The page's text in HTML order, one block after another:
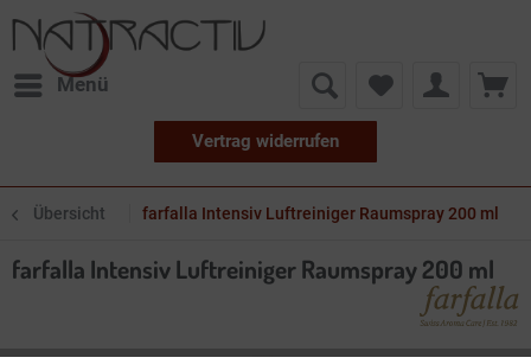
Menü
Vertrag widerrufen
Übersicht farfalla Intensiv Luftreiniger Raumspray 200 ml
farfalla Intensiv Luftreiniger Raumspray 200 ml